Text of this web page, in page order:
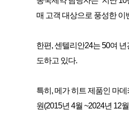
매 고객 대상으로 풍성한 이
한편, 센텔리안24는 50여
도하고 있다.
특히, 메가 히트 제품인 마
원(2015년 4월 ~2024년 12